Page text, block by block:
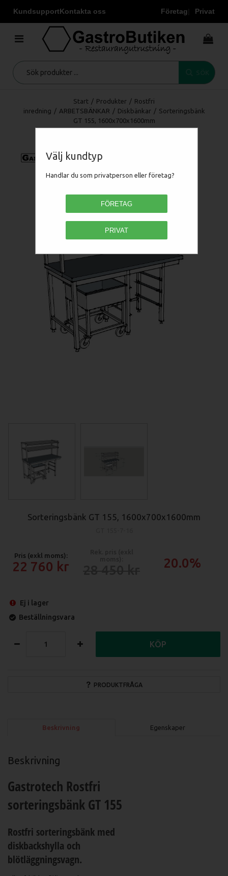
KundsupportKontakta oss Företag Privat
Välj kundtyp
Handlar du som privatperson eller företag?
FÖRETAG
PRIVAT
Start / Produkter / Rostfri
inredning / ARBETSBÄNKAR / Diskbänkar / Sorteringsbänk
GT 155, 1600x700x1600mm
Sorteringsbänk GT 155, 1600x700x1600mm
Pris (exkl moms):
22 760 20.0%
Ej i lager
Beställningsvara
PRODUKTFRÅGA
KÖP
Beskrivning Egenskaper
Beskrivning
Gastrotech Rostfri
sorteringsbänk GT 155
Rostfri sorteringsbänk med
diskbackshylla och
blötläggningsvagn.